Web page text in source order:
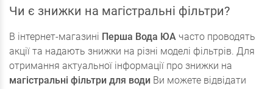
Чи є знижки на магістральні фільтри?
В інтернет-магазині Перша Вода ЮА часто проводять
акції та надають знижки на різні моделі фільтрів. Для
отримання актуальної інформації про знижки на
магістральні фільтри для води Ви можете відвідати